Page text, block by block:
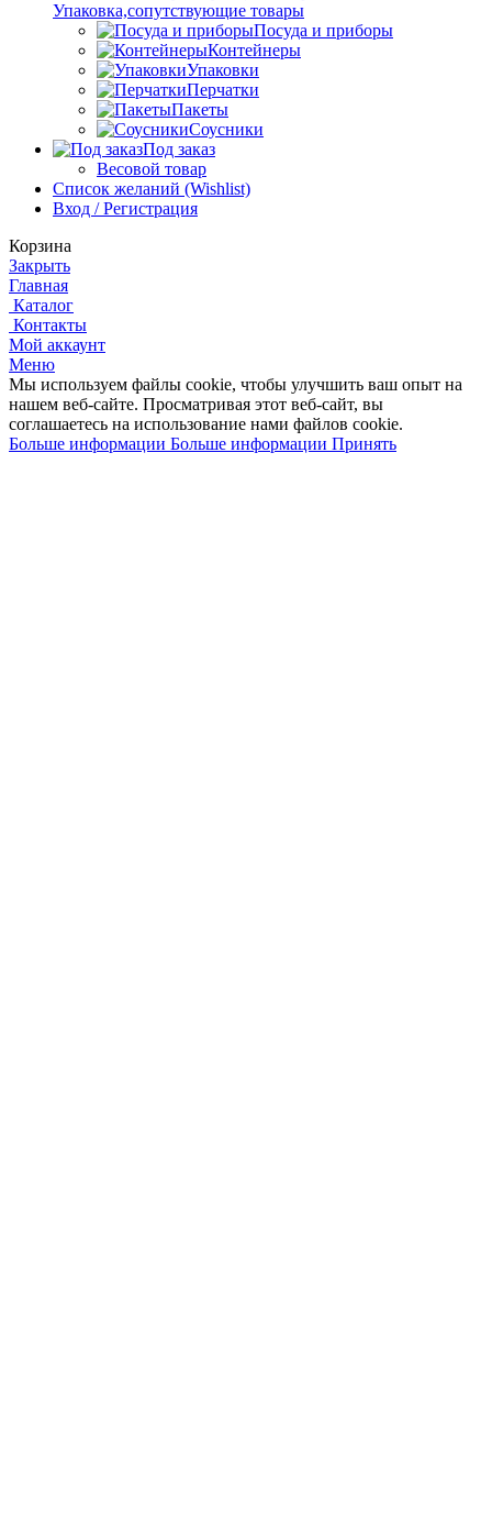
Упаковка,сопутствующие товары
Посуда и приборы
Контейнеры
Упаковки
Перчатки
Пакеты
Соусники
Под заказ
Весовой товар
Список желаний (Wishlist)
Вход / Регистрация
Корзина
Закрыть
Главная
Каталог
Контакты
Мой аккаунт
Меню
Мы используем файлы cookie, чтобы улучшить ваш опыт на
нашем веб-сайте. Просматривая этот веб-сайт, вы
соглашаетесь на использование нами файлов cookie.
Больше информации Больше информации Принять